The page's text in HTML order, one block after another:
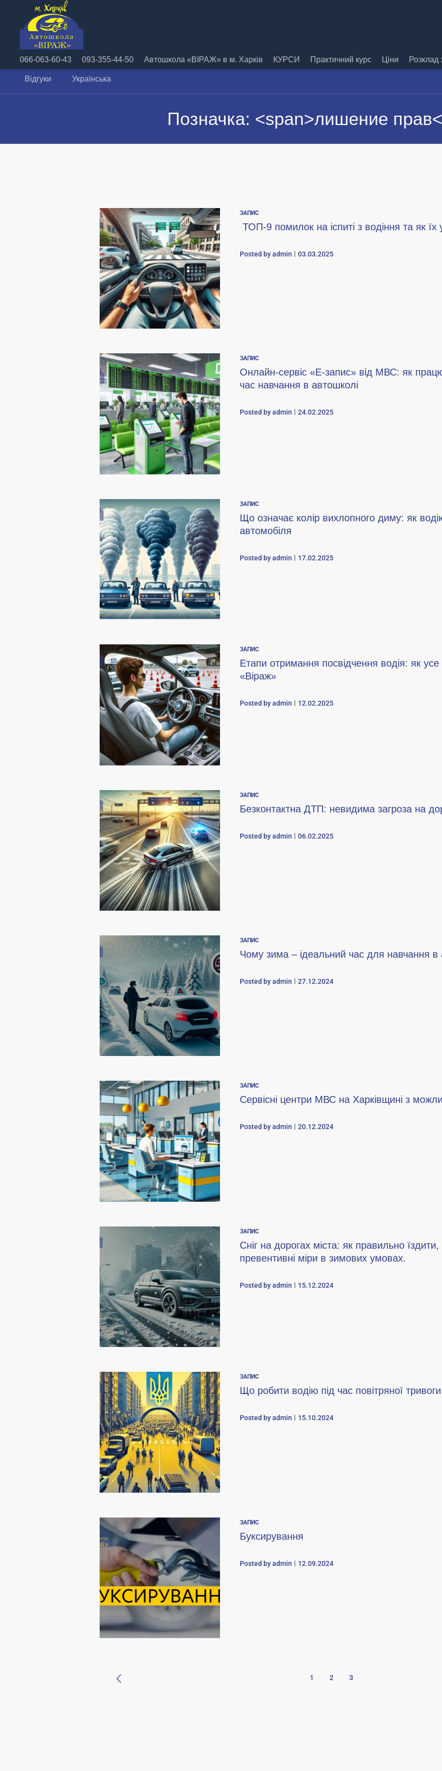
066-063-60-43 093-355-44-50 Автошкола «ВІРАЖ» в м. Харків КУРСИ Практичний курс Ціни Розклад
Відгуки Українська
Позначка: <span>лишение
ЗАПИС
ТОП-9 помилок на іспиті з водіння та як їх
Posted byadmin 03.03.2025
ЗАПИС
Онлайн-сервіс «Е-запис» від МВС: як
час навчання в автошколі
Posted byadmin 24.02.2025
ЗАПИС
Що означає колір вихлопного диму: як
автомобіля
Posted byadmin 17.02.2025
ЗАПИС
Етапи отримання посвідчення водія: як усе
«Віраж»
Posted byadmin 12.02.2025
ЗАПИС
Безконтактна ДТП: невидима загроза на
Posted byadmin 06.02.2025
ЗАПИС
Чому зима – ідеальний час для навчання в
Posted byadmin 27.12.2024
ЗАПИС
Сервісні центри МВС на Харківщині з
Posted byadmin 20.12.2024
ЗАПИС
Сніг на дорогах міста: як правильно їздити,
превентивні міри в зимових умовах.
Posted byadmin 15.12.2024
ЗАПИС
Що робити водію під час повітряної
Posted byadmin 15.10.2024
ЗАПИС
Буксирування
Posted byadmin 12.09.2024
1 2 3